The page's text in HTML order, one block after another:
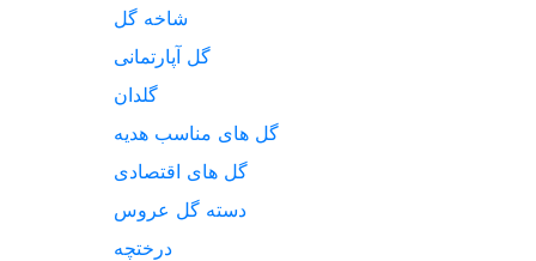
شاخه گل
گل آپارتمانی
گلدان
گل های مناسب هدیه
گل های اقتصادی
دسته گل عروس
درختچه